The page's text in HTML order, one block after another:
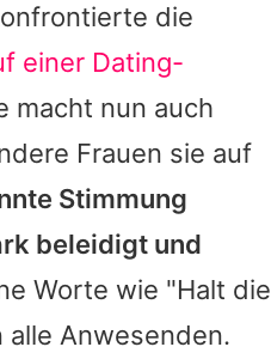
die
einer Dating-
macht nun auch
Frauen sie auf
Stimmung
beleidigt und
Worte wie "Halt die
Anwesenden.